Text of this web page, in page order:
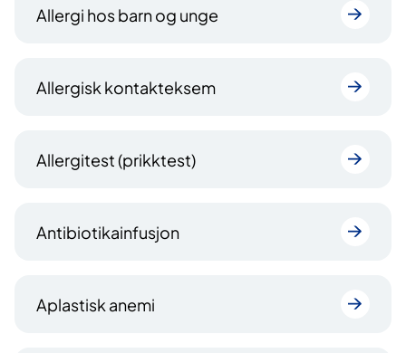
Allergi hos barn og unge
Allergisk kontakteksem
Allergitest (prikktest)
Antibiotikainfusjon
Aplastisk anemi